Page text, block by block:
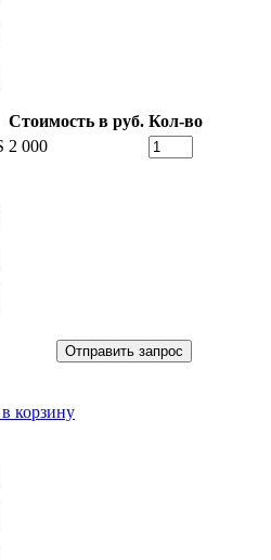
Стоимость в руб. Кол-во
2 000
Отправить запрос
корзину